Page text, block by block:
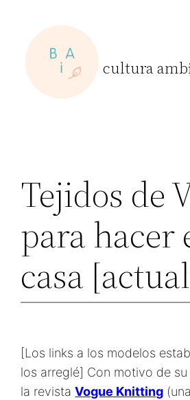
content
cultura
Tejidos de
para hacer
casa
[Los links a los modelos
los arreglé] Con motivo de su
la revistaVogue Knitting